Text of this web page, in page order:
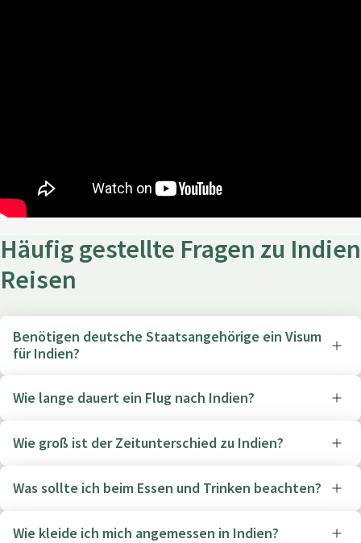
Häufig gestellte Fragen zu Indien
Reisen
Benötigen deutsche Staatsangehörige ein Visum
für Indien?
Wie lange dauert ein Flug nach Indien?
Wie groß ist der Zeitunterschied zu Indien?
Was sollte ich beim Essen und Trinken beachten?
Wie kleide ich mich angemessen in Indien?